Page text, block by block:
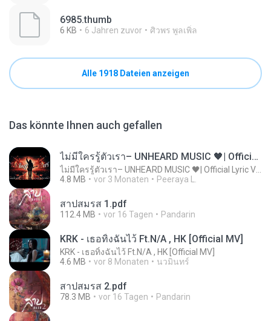
6985.thumb
6 KB 6 Jahren zuvor ศิวพร พูลเพิ่ล
Alle 1918 Dateien anzeigen
Das könnte Ihnen auch gefallen
ไม่มีใครรู้ตัวเรา– UNHEARD MUSIC 🖤| Official Lyric Video | เพลงสู้ชีวิต
4.8 MB
vor 3 Monaten Peeraya L.
สาปสมรส 1.pdf
112.4 MB vor 16 Tagen Pandarin
KRK - เธอทิ้งฉันไว้ Ft.N/A , HK [Official MV]
KRK - เธอทิ้งฉันไว้ Ft.N/A , HK [Official MV]
4.6 MB
vor 8 Monaten นวมินทร์
สาปสมรส 2.pdf
78.3 MB vor 16 Tagen Pandarin